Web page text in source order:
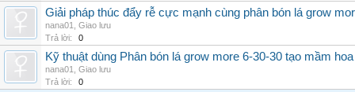
Giải pháp thúc đẩy rễ cực mạnh cùng phân bón lá grow
nana01
Giao lưu
Trả lời:
0
Kỹ thuật dùng Phân bón lá grow more 6-30-30 tạo mầm hoa
nana01
Giao lưu
Trả lời:
0